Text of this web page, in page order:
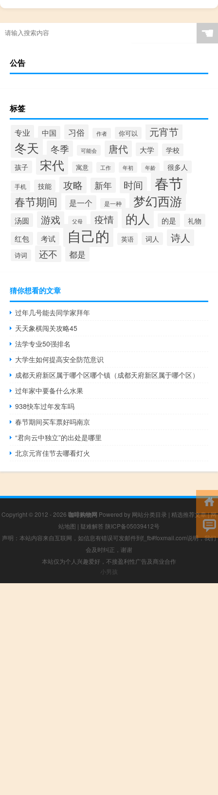
☚
公告
标签
专业 中国 习俗 作者 你可以 元宵节
冬天 冬季 可能会 唐代 大学
学校
孩子
宋代 寓意 工作 年初 年龄 很多人
手机 技能 攻略 新年 时间 春节
春节期间 是一个 是一种 梦幻西游
汤圆 游戏 父母 疫情 的人 的是
礼物
红包
考试 自己的 英语 词人 诗人
诗词 还不 都是
猜你想看的文章
过年几号能去同学家拜年
天天象棋闯关攻略45
法学专业50强排名
大学生如何提高安全防范意识
成都天府新区属于哪个区哪个镇（成都天府新区属于哪个区）
过年家中要备什么水果
938快车过年发车吗
春节期间买车票好吗南京
“君向云中独立”的出处是哪里
北京元宵佳节去哪看灯火
Copyright © 2012 - 2026 咖啡购物网 Powered by 网站分类目录 | 精选推荐文章|网
站地图 | 疑难解答 陕ICP备05039412号
声明：本站内容来自互联网，如信息有错误可发邮件到f_fb#foxmail.com说明，我们
会及时纠正，谢谢
本站仅为个人兴趣爱好，不接盈利性广告及商业合作
小男孩